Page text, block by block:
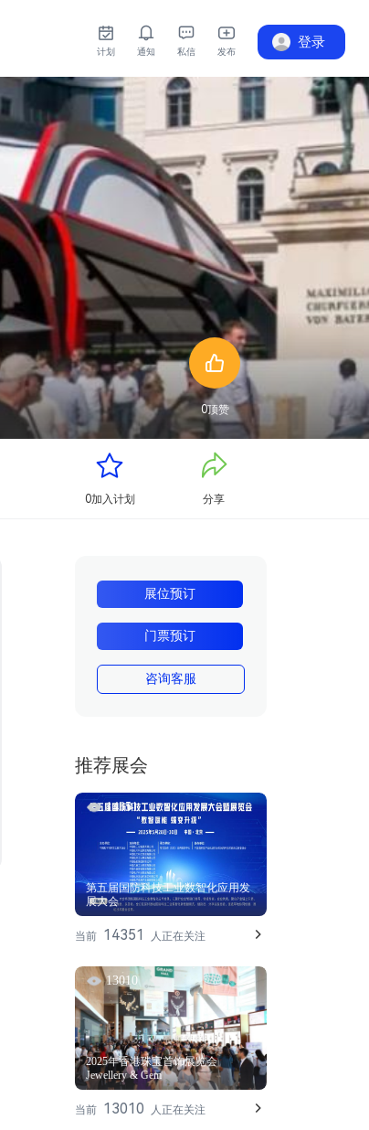
计划 通知 私信 发布
登录
0顶赞
0加入计划 分享
展位预订
门票预订
咨询客服
推荐展会
14351
第五届国防科技工业数智化应用发
展大会
当前 14351 人正在关注
13010
2025年香港珠宝首饰展览会
Jewellery & Gem
当前 13010 人正在关注